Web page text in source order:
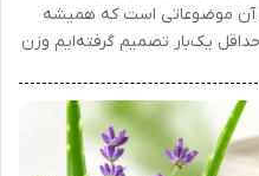
از آن موضوعاتی است که همیشه
یک‌بار تصمیم گرفته‌ایم وزن